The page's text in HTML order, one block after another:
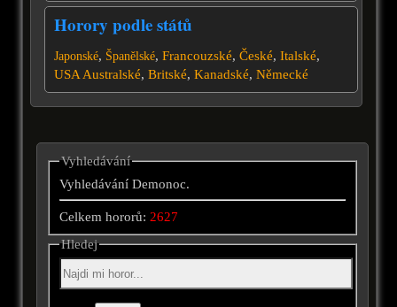
Horory podle států
Japonské, Španělské, Francouzské, České, Italské,
USA Australské, Britské, Kanadské, Německé
Vyhledávání
Vyhledávání Demonoc.
Celkem hororů: 2627
Hledej